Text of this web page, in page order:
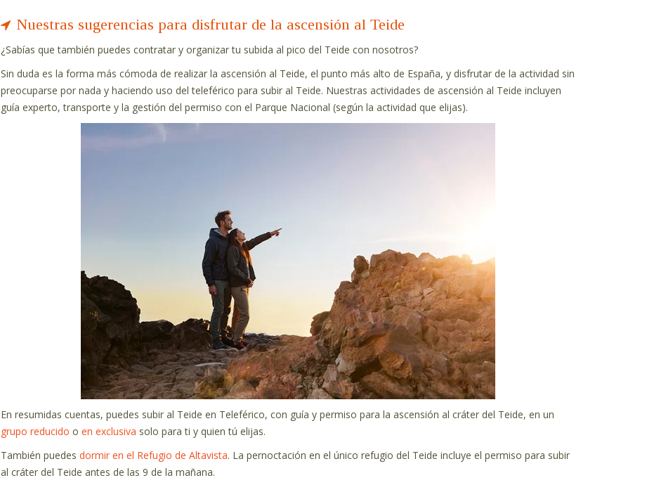
Nuestras sugerencias para disfrutar de la ascensión al Teide
¿Sabías que también puedes contratar y organizar tu subida al pico del Teide con nosotros?
Sin duda es la forma más cómoda de realizar la ascensión al Teide, el punto más alto de España, y disfrutar de la actividad sin
preocuparse por nada y haciendo uso del teleférico para subir al Teide. Nuestras actividades de ascensión al Teide incluyen
guía experto, transporte y la gestión del permiso con el Parque Nacional (según la actividad que elijas).
En resumidas cuentas, puedes subir al Teide en Teleférico, con guía y permiso para la ascensión al cráter del Teide, en un
grupo reducido oen exclusiva solo para ti y quien tú elijas.
También puedesdormir en el Refugio de Altavista. La pernoctación en el único refugio del Teide incluye el permiso para subir
al cráter del Teide antes de las 9 de la mañana.